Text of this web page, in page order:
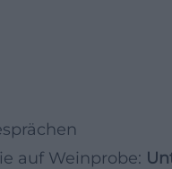
auf Weinprobe: